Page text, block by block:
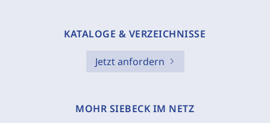
KATALOGE & VERZEICHNISSE
Jetzt anfordern
MOHR SIEBECK IM NETZ